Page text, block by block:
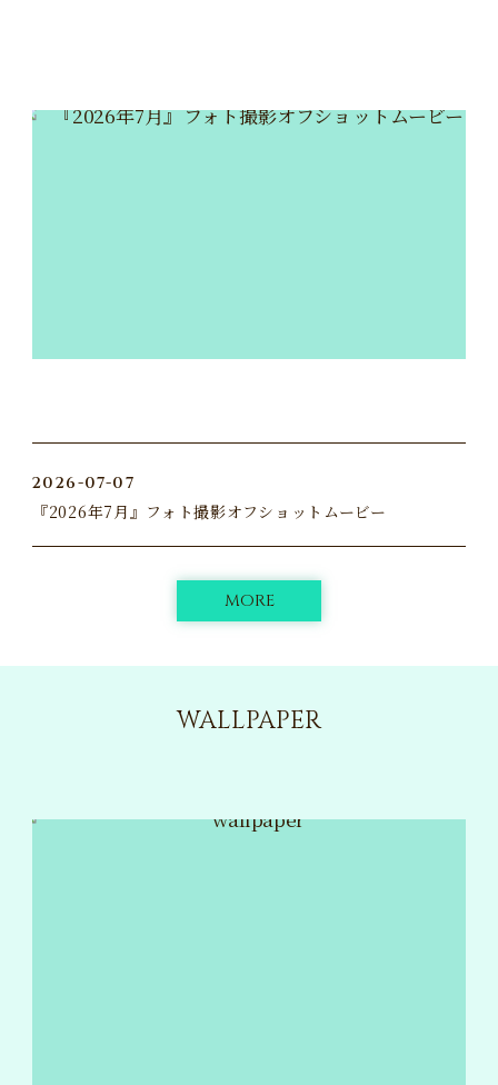
2026-07-07
『2026年7月』フォト撮影オフショットムービー
MORE
WALLPAPER